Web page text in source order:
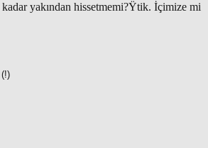
yakından hissetmemi?Ÿtik. İçimize mi